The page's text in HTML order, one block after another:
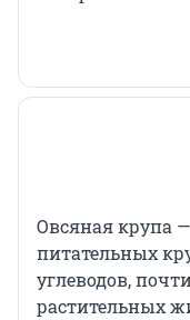
Овсяная крупа
питательных
углеводов,
растительных